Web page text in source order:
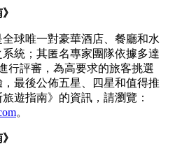
全球唯一對豪華酒店、餐廳和水
統；其匿名專家團隊依據多達
行評審，為高要求的旅客挑選
最後公佈五星、四星和值得推
遊指南》的資訊，請瀏覽：
。